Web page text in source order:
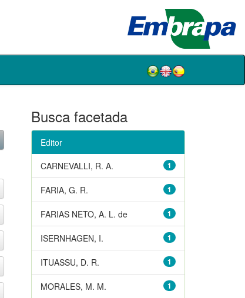
Busca facetada
Editor
1
CARNEVALLI, R. A.
1
FARIA, G. R.
1
FARIAS NETO, A. L. de
1
ISERNHAGEN, I.
1
ITUASSU, D. R.
1
MORALES, M. M.